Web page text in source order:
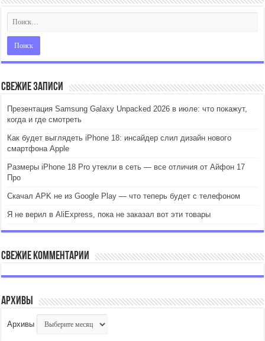
Свежие записи
Презентация Samsung Galaxy Unpacked 2026 в июле: что покажут,
когда и где смотреть
Как будет выглядеть iPhone 18: инсайдер слил дизайн нового
смартфона Apple
Размеры iPhone 18 Pro утекли в сеть — все отличия от Айфон 17
Про
Скачал APK не из Google Play — что теперь будет с телефоном
Я не верил в AliExpress, пока не заказал вот эти товары
Свежие комментарии
Архивы
Архивы